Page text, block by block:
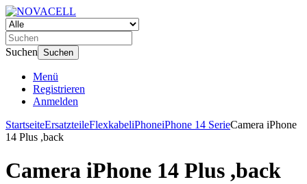
Suchen Suchen
Menü
Registrieren
Anmelden
StartseiteErsatzteileFlexkabeliPhoneiPhone 14 SerieCamera iPhone
14 Plus ,back
Camera iPhone 14 Plus ,back